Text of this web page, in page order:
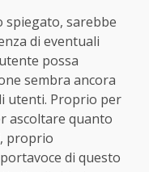
spiegato, sarebbe
di eventuali
possa
sembra ancora
utenti. Proprio per
ascoltare quanto
proprio
di questo